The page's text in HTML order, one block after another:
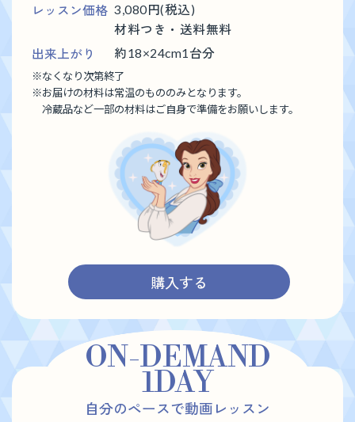
レッスン価格 3,080円(税込)
材料つき・送料無料
出来上がり 約18×24cm1台分
※なくなり次第終了
※お届けの材料は常温のもののみとなります。
冷蔵品など一部の材料はご自身で準備をお願いします。
購入する
ON-DEMAND
1DAY
自分のペースで動画レッスン